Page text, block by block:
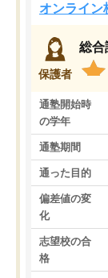
オンライン
保護者
総合
通塾開始時
の学年
通塾期間
通った目的
偏差値の変
化
志望校の合
格